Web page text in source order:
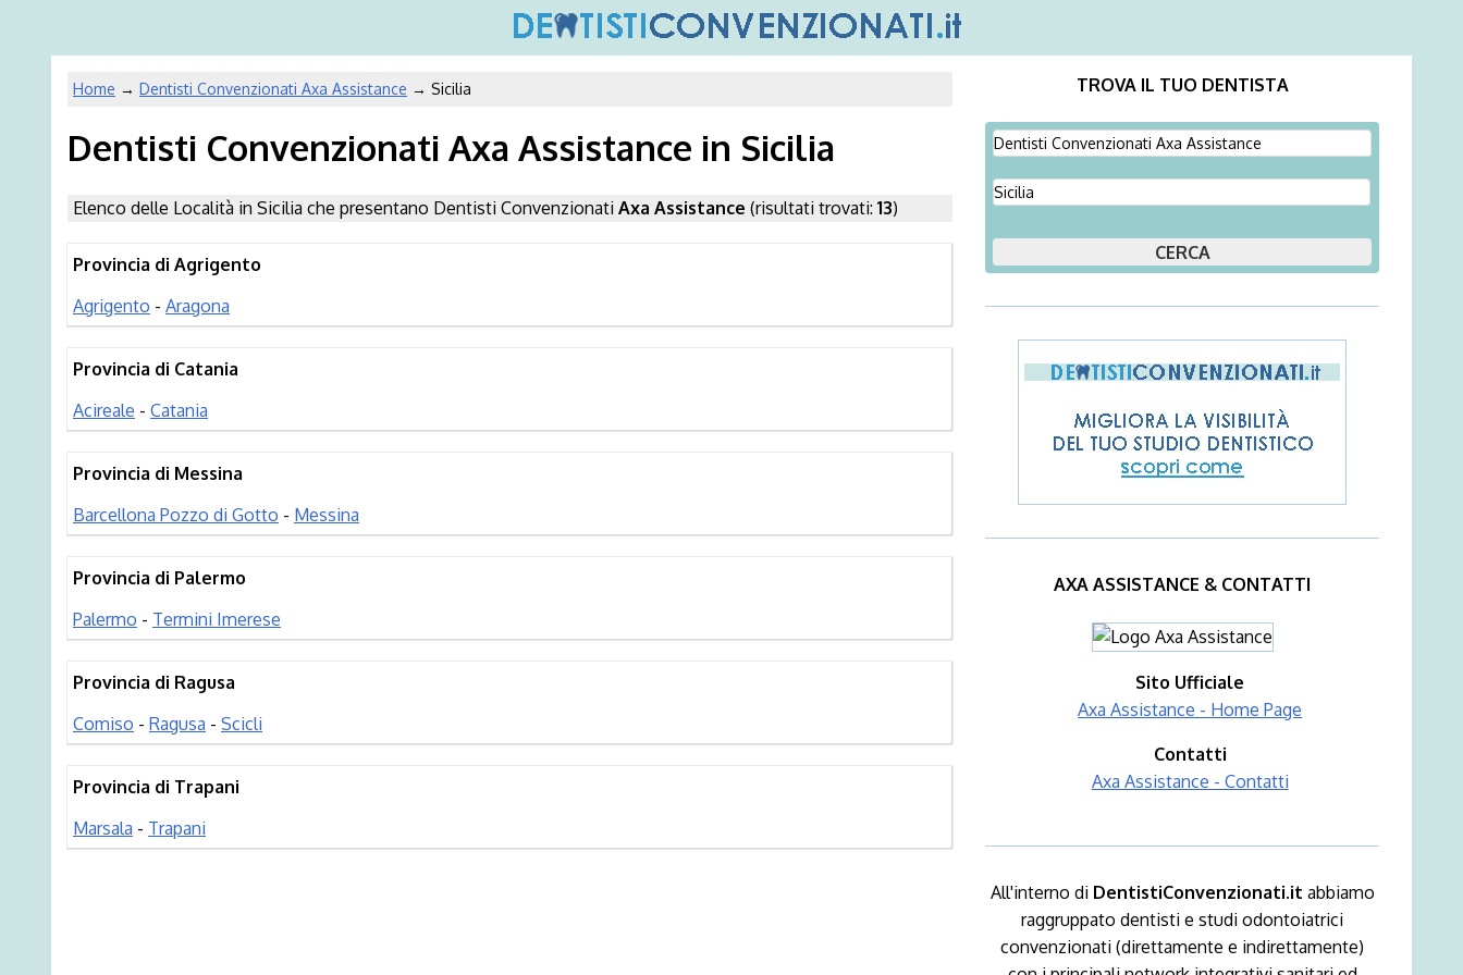
Home → Dentisti Convenzionati Axa Assistance → Sicilia
Dentisti Convenzionati Axa Assistance in Sicilia
Elenco delle Località in Sicilia che presentano Dentisti Convenzionati Axa Assistance (risultati trovati: 13)
Provincia di Agrigento
Agrigento - Aragona
Provincia di Catania
Acireale - Catania
Provincia di Messina
Barcellona Pozzo di Gotto - Messina
Provincia di Palermo
Palermo - Termini Imerese
Provincia di Ragusa
Comiso - Ragusa - Scicli
Provincia di Trapani
Marsala - Trapani
TROVA IL TUO DENTISTA
AXA ASSISTANCE & CONTATTI
Sito Ufficiale
Axa Assistance - Home Page
Contatti
Axa Assistance - Contatti
All'interno di DentistiConvenzionati.it abbiamo
raggruppato dentisti e studi odontoiatrici
convenzionati (direttamente e indirettamente)